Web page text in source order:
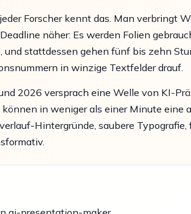
Forscher kennt das. Man verbringt
näher: Es werden Folien
und stattdessen gehen fünf bis zehn
in winzige Textfelder drauf.
2026 versprach eine Welle von KI-
in weniger als einer Minute eine
Hintergründe, saubere